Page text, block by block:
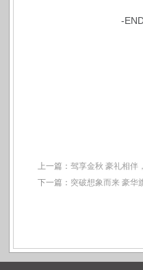
-
上一篇： 驾享金秋 豪礼相伴
下一篇： 突破想象而来 豪华